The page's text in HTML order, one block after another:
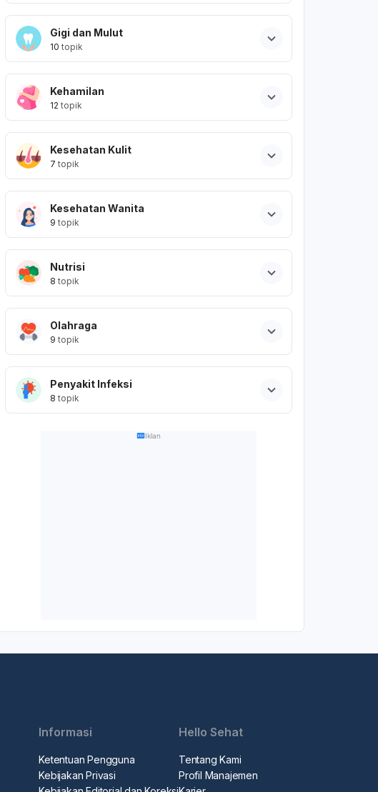
Gigi dan Mulut
10 topik
Kehamilan
12 topik
Kesehatan Kulit
7 topik
Kesehatan Wanita
9 topik
Nutrisi
8 topik
Olahraga
9 topik
Penyakit Infeksi
8 topik
Iklan
Informasi
Ketentuan Pengguna
Kebijakan Privasi
Hello Sehat
Tentang Kami
Profil Manajemen